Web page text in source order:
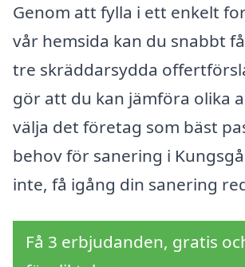
Genom att fylla i ett enkelt
vår hemsida kan du snabbt
tre skräddarsydda
gör att du kan jämföra olika
välja det företag som bäst
behov för sanering i
inte, få igång din sanering
Få 3 erbjudanden, gratis